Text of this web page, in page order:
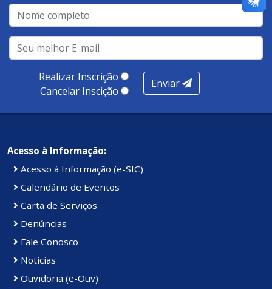
qualidade no atendimento remoto, gestão, oferta /
realização de soluções, ambiente de negócios,
infraestrutura, presença digital e cobertura e
produtividade. Somados, todos as categorias totalizam
Kennedy.Realizar Inscrição
Cancelar Inscição
Enviar
Acesso à Informação:
Acesso à Informação (e-SIC)
Calendário de Eventos
Carta de Serviços
Denúncias
Fale Conosco
Notícias
Ouvidoria (e-Ouv)